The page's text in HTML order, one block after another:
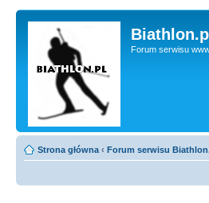
Biathlon.pl
Forum serwisu
Strona główna ‹ Forum serwisu